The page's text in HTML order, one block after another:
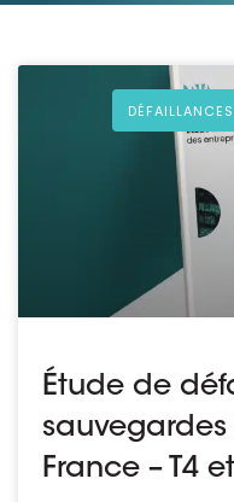
Étude de
sauvegardes
France – T4